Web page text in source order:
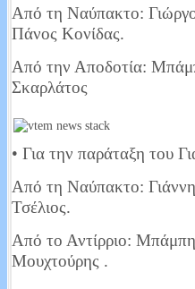
Που είναι οι εικόνες οεο;
Καυτή πατάτα που κανένας δεν τη
Read More...
Ως πότε θα πληρώνουμε την
Μια επιστολή που πέρασε στα
καταλληλότητα του νερού στα
Read More...
Από τη Ναύπακτο:
Πάνος Κονίδας.
Από την Αποδοτία:
Σκαρλάτος
• Για την παράταξη του
Από τη Ναύπακτο:
Τσέλιος.
Από το Αντίρριο:
Μουχτούρης .